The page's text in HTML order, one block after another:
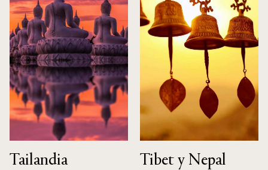
Tailandia Tibet y Nepal